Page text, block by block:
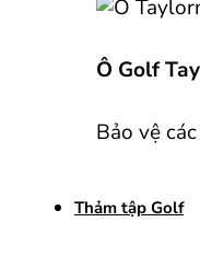
Ô Golf
Bảo vệ
Thảm tập Golf